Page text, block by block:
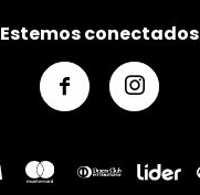
Estemos conectados
 